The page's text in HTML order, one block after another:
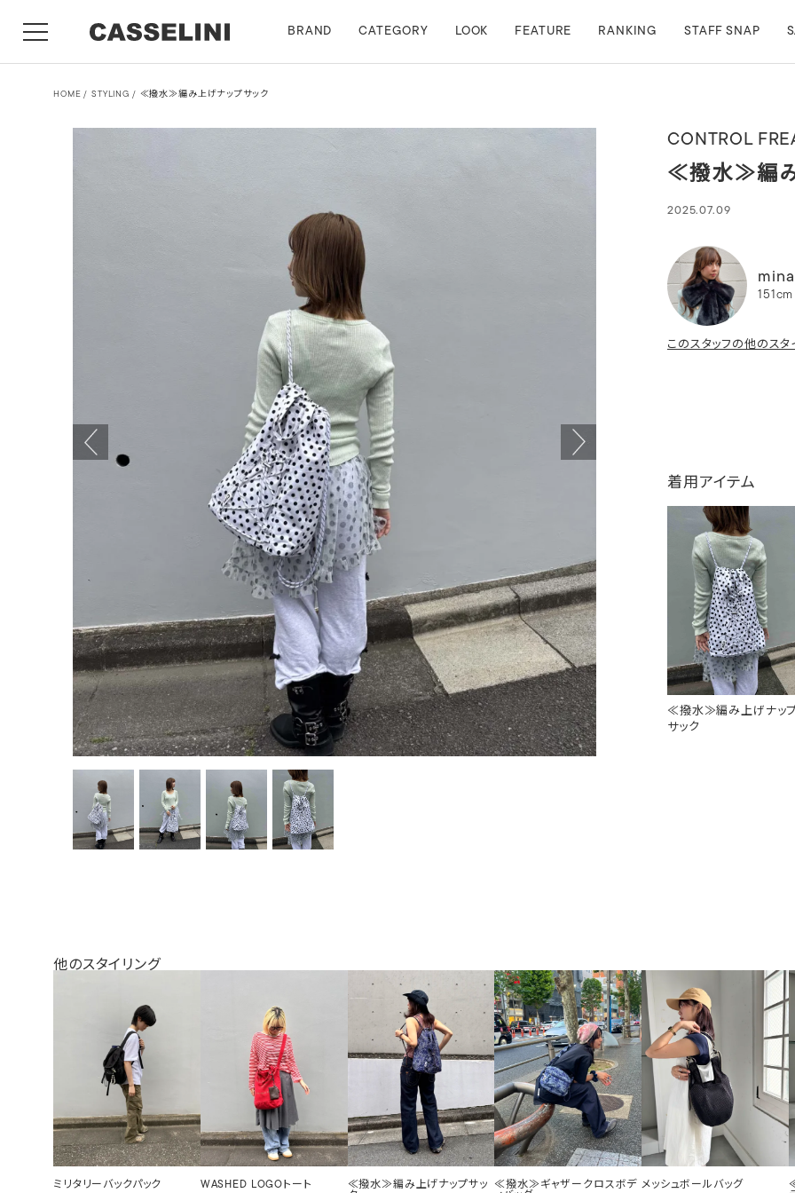
BRAND CATEGORY LOOK FEATURE RANKING STAFF SNAP
HOME STYLING ≪撥水≫編み上げナップサック
CONTROL
≪撥水≫編み
2025.07.09
151cm
このスタッフの他のス
着用アイテム
≪撥水≫編み上げナッ
サック
他のスタイリング
ミリタリーバックパック WASHED LOGOトート
≪撥水≫編み上げナップサッ
≪撥水≫ギャザークロスボデ メッシュボールバッグ